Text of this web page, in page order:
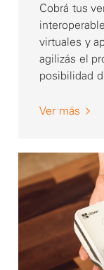
Cobrá tus
virtuales y
agilizás el
posibilidad
Ver más